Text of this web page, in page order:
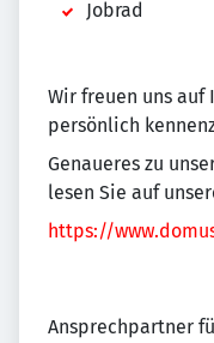
Jobrad
Wir freuen uns auf
persönlich
Genaueres zu
lesen Sie auf
https://
Ansprechpartner